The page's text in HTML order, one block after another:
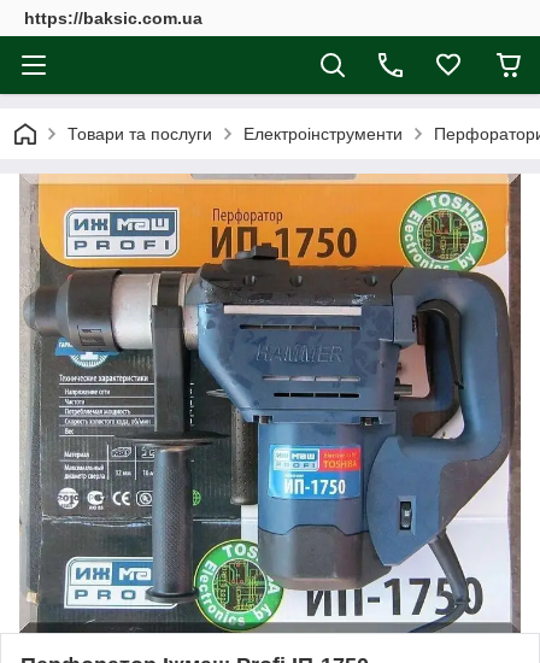
https://baksic.com.ua
Товари та послуги Електроінструменти